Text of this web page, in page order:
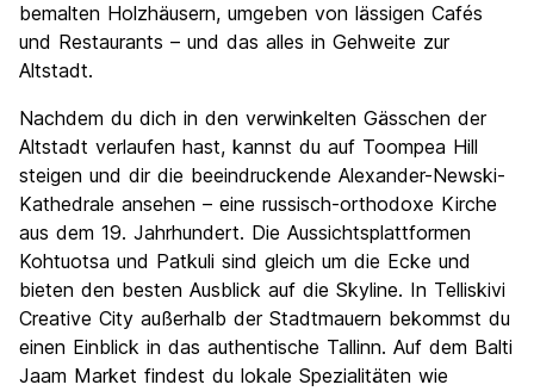
bemalten Holzhäusern, umgeben von lässigen Cafés
und Restaurants – und das alles in Gehweite zur
Altstadt.
Nachdem du dich in den verwinkelten Gässchen der
Altstadt verlaufen hast, kannst du auf Toompea Hill
steigen und dir die beeindruckende Alexander-Newski-
Kathedrale ansehen – eine russisch-orthodoxe Kirche
aus dem 19. Jahrhundert. Die Aussichtsplattformen
Kohtuotsa und Patkuli sind gleich um die Ecke und
bieten den besten Ausblick auf die Skyline. In Telliskivi
Creative City außerhalb der Stadtmauern bekommst du
einen Einblick in das authentische Tallinn. Auf dem Balti
Jaam Market findest du lokale Spezialitäten wie